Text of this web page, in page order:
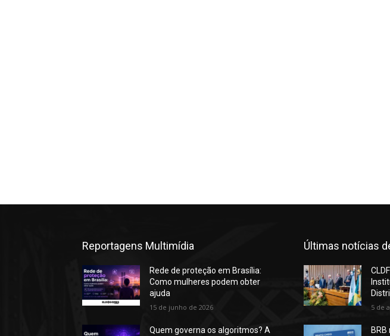
Reportagens Multimídia
Rede de proteção em Brasília:
Como mulheres podem obter
ajuda
15 de junho de 2026
Quem governa os algoritmos? A
Últimas notícias
5 de